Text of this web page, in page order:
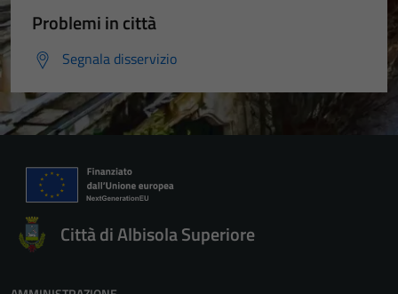
Problemi in città
Segnala disservizio
Città di Albisola Superiore